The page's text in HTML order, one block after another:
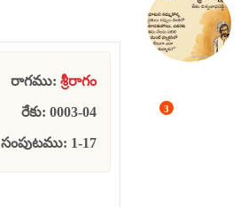
రాగము: శ్రీరాగం
రేకు: 0003-04
సంపుటము: 1-17
3